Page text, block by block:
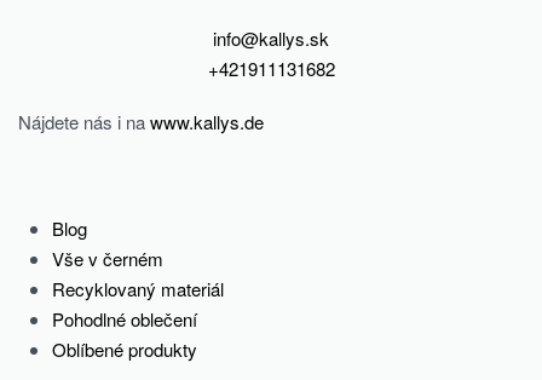
info@kallys.sk
+421911131682
Nájdete nás i nawww.kallys.de
Blog
Vše v černém
Recyklovaný materiál
Pohodlné oblečení
Oblíbené produkty